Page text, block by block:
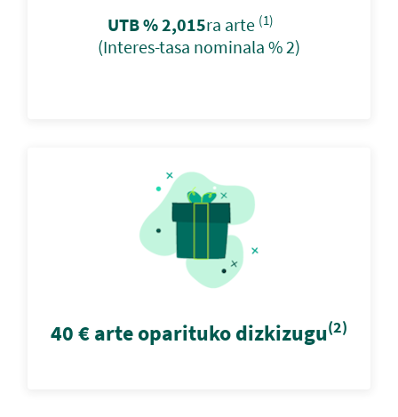
UTB % 2,015ra arte (1)
(Interes-tasa nominala % 2)
40 € arte oparituko dizkizugu(2)